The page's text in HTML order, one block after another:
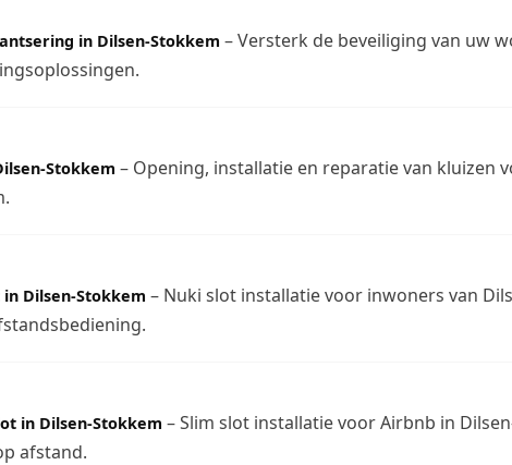
in Dilsen-Stokkem – Versterk de beveiliging van uw
Stokkem – Opening, installatie en reparatie van kluizen
Dilsen-Stokkem – Nuki slot installatie voor inwoners van
in Dilsen-Stokkem – Slim slot installatie voor Airbnb in
afstand.